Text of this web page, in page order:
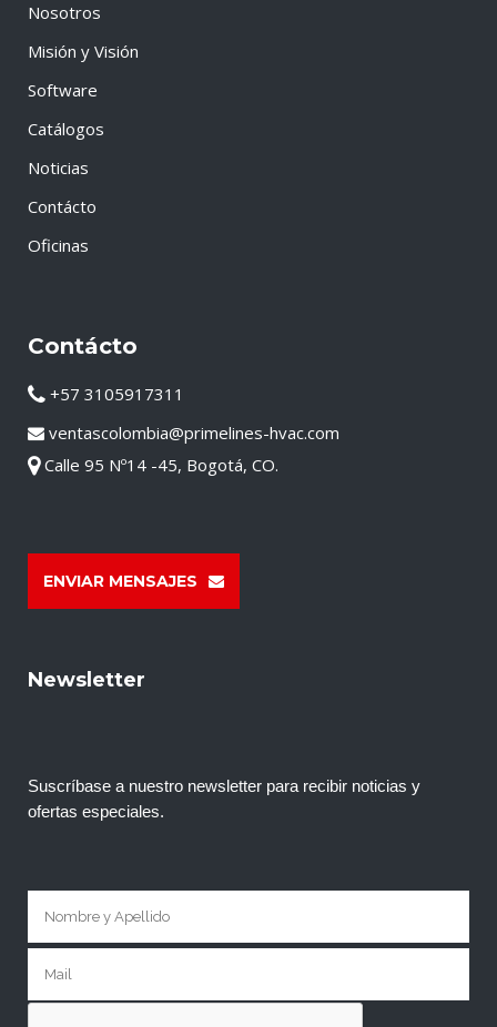
Nosotros
Misión y Visión
Software
Catálogos
Noticias
Contácto
Oficinas
Contácto
+57 3105917311
ventascolombia@primelines-hvac.com
Calle 95 Nº14 -45, Bogotá, CO.
ENVIAR MENSAJES
Newsletter
Suscríbase a nuestro newsletter para recibir noticias y
ofertas especiales.